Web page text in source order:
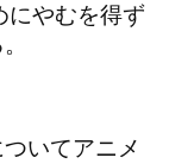
にやむを得ず
いてアニメ